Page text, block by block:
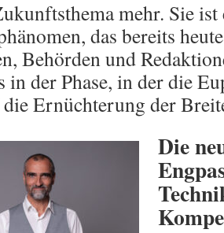
mehr. Sie ist
das bereits
Behörden und
in der Phase, in der die
Ernüchterung der
Die